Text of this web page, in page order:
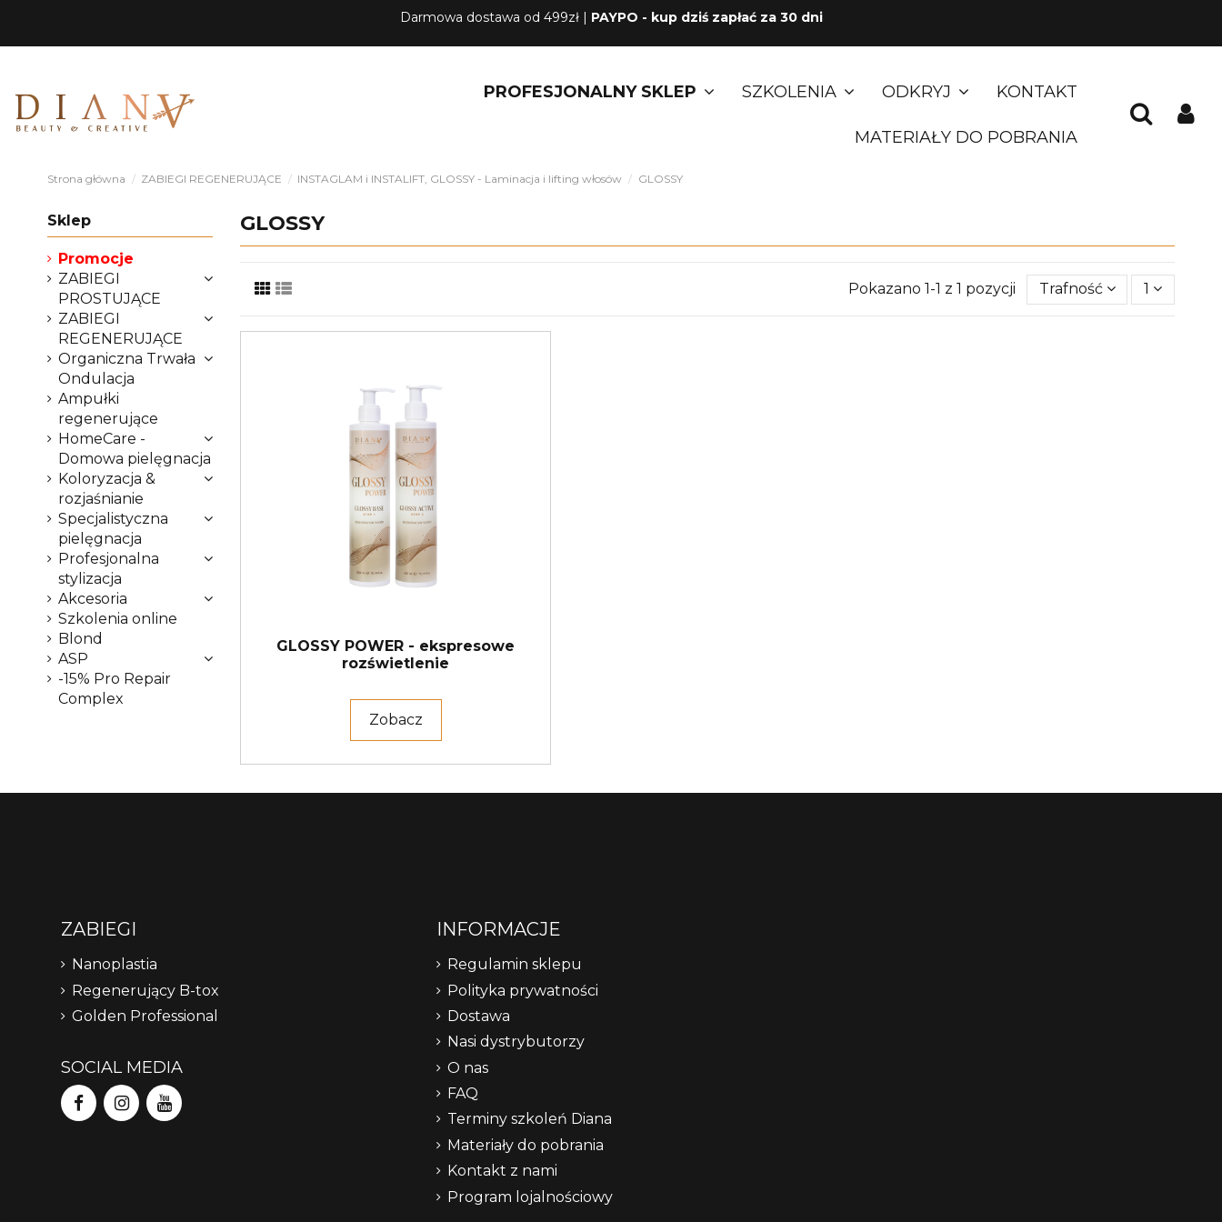
Darmowa dostawa od 499zł | PAYPO - kup dziś zapłać za 30 dni
PROFESJONALNY SKLEP SZKOLENIA ODKRYJ KONTAKT
MATERIAŁY DO POBRANIA
Strona główna ZABIEGI REGENERUJĄCE INSTAGLAM i INSTALIFT, GLOSSY - Laminacja i lifting włosów GLOSSY
GLOSSY
Pokazano 1-1 z 1 pozycji Trafność 1
GLOSSY POWER - ekspresowe
rozświetlenie
Zobacz
Sklep
Promocje
ZABIEGI
PROSTUJĄCE
ZABIEGI
REGENERUJĄCE
Organiczna Trwała
Ondulacja
Ampułki
regenerujące
HomeCare -
Domowa pielęgnacja
Koloryzacja &
rozjaśnianie
Specjalistyczna
pielęgnacja
Profesjonalna
stylizacja
Akcesoria
Szkolenia online
Blond
ASP
-15% Pro Repair
Complex
ZABIEGI
Nanoplastia
Regenerujący B-tox
Golden Professional
SOCIAL MEDIA
INFORMACJE
Regulamin sklepu
Polityka prywatności
Dostawa
Nasi dystrybutorzy
O nas
FAQ
Terminy szkoleń Diana
Materiały do pobrania
Kontakt z nami
Program lojalnościowy